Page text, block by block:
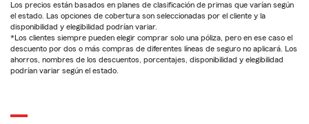
Los precios están basados en planes de clasificación de primas que varían según
el estado. Las opciones de cobertura son seleccionadas por el cliente y la
disponibilidad y elegibilidad podrían variar.
*Los clientes siempre pueden elegir comprar solo una póliza, pero en ese caso el
descuento por dos o más compras de diferentes líneas de seguro no aplicará. Los
ahorros, nombres de los descuentos, porcentajes, disponibilidad y elegibilidad
podrían variar según el estado.